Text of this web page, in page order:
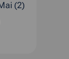
(2)